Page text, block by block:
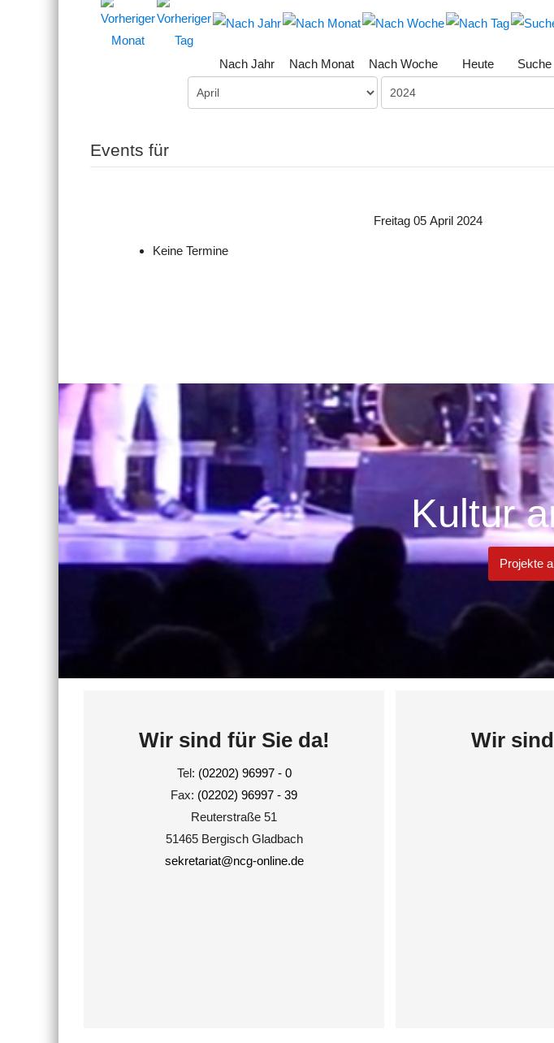
Nach Jahr Nach Monat Nach Woche Heute Suche
Events für
Freitag 05 April 2024
Keine Termine
Kultur
Projekte
Wir sind für Sie da!
Tel: (02202) 96997 - 0
Fax: (02202) 96997 - 39
Reuterstraße 51
51465 Bergisch Gladbach
sekretariat@ncg-online.de
Wir